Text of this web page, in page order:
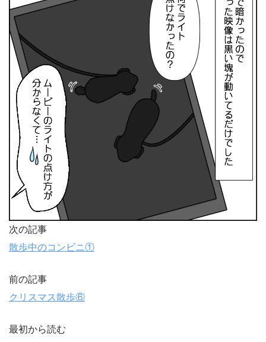
次の記事
散歩中のコンビニ①
前の記事
クリスマス散歩⑥
最初から読む